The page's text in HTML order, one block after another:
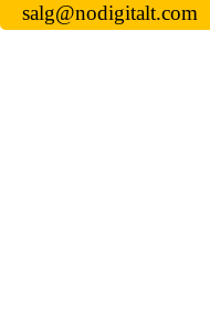
salg@nodigitalt.com